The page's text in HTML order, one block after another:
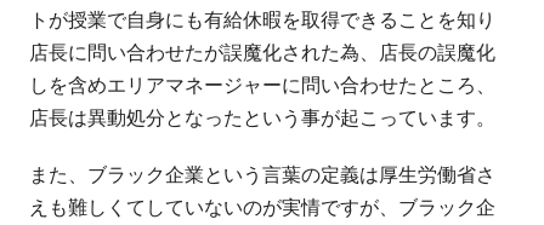
トが授業で自身にも有給休暇を取得できることを知り
店長に問い合わせたが誤魔化された為、店長の誤魔化
しを含めエリアマネージャーに問い合わせたところ、
店長は異動処分となったという事が起こっています。
また、ブラック企業という言葉の定義は厚生労働省さ
えも難しくてしていないのが実情ですが、ブラック企